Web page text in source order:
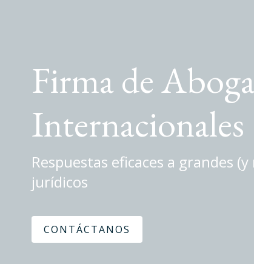
Firma de
Internacionales
Respuestas eficaces a grandes
jurídicos
CONTÁCTANOS